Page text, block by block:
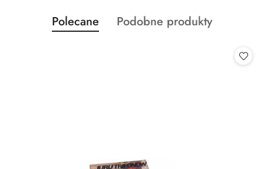
Pomiń karuzelę produktów
Produkty
o
Polecane
Produkty
Podobne produkty